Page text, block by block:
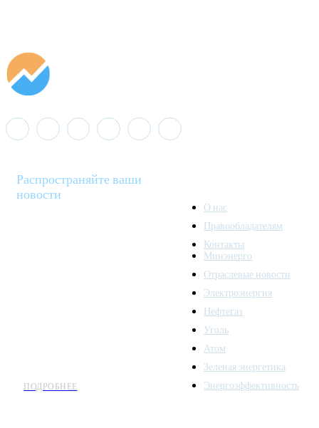
Распространяйте ваши
новости
ПОДРОБНЕЕ
О нас
Правообладателям
Контакты
Минэнерго
Отраслевые новости
Электроэнергия
Нефтегаз
Уголь
Атом
Зеленая энергетика
Энергоэффективность